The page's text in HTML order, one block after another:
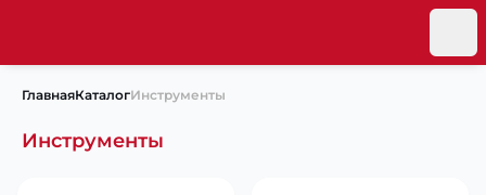
ГлавнаяКаталогИнструменты
Инструменты